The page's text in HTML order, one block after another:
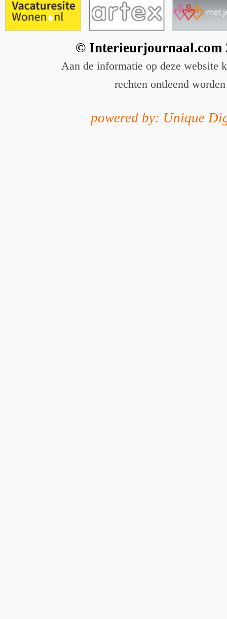
© Interieurjournaal.com
Aan de informatie op deze website
rechten ontleend worden
powered by: Unique